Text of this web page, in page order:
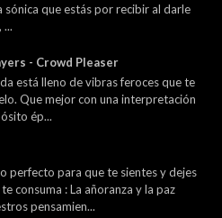
sónica que estás por recibir al darle
...
- Crowd Pleaser
está lleno de vibras feroces que te
Que mejor con una interpretación
ép...
perfecto para que te sientes y dejes
consuma : La añoranza y la paz
pensamien...